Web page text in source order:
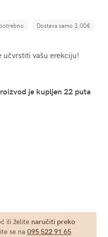
Dostava samo 3,00€
vašu erekciju!
je kupljen 22 puta
ili želite naručiti preko
se na 095 522 91 65